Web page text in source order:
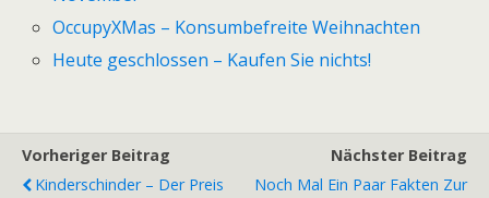
OccupyXMas – Konsumbefreite Weihnachten
Heute geschlossen – Kaufen Sie nichts!
Vorheriger Beitrag
Kinderschinder – Der Preis
Nächster Beitrag
Noch Mal Ein Paar Fakten Zur